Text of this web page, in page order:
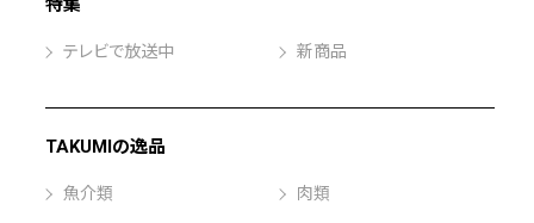
特集
テレビで放送中 新商品
TAKUMIの逸品
魚介類 肉類